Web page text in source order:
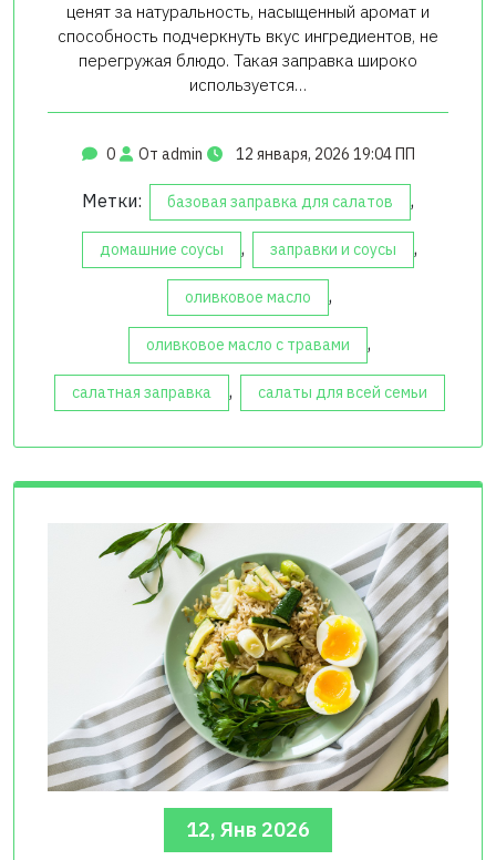
ценят за натуральность, насыщенный аромат и
способность подчеркнуть вкус ингредиентов, не
перегружая блюдо. Такая заправка широко
используется…
0 От admin 12 января, 2026 19:04 ПП
Метки: базовая заправка для салатов ,
домашние соусы , заправки и соусы ,
оливковое масло ,
оливковое масло с травами ,
салатная заправка , салаты для всей семьи
12, Янв 2026